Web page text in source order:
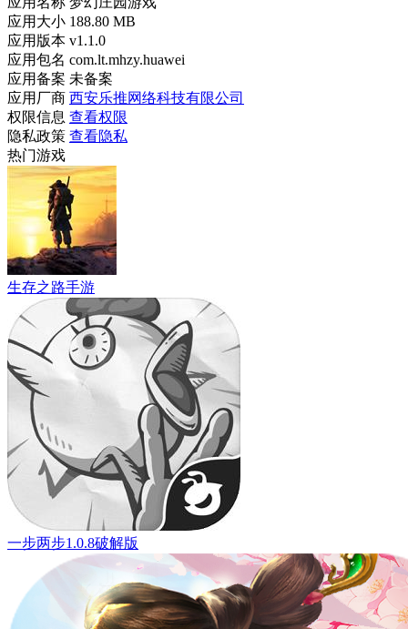
应用大小 188.80 MB
应用版本 v1.1.0
应用包名 com.lt.mhzy.huawei
应用备案 未备案
应用厂商 西安乐推网络科技有限公司
权限信息 查看权限
隐私政策 查看隐私
热门游戏
生存之路手游
一步两步1.0.8破解版